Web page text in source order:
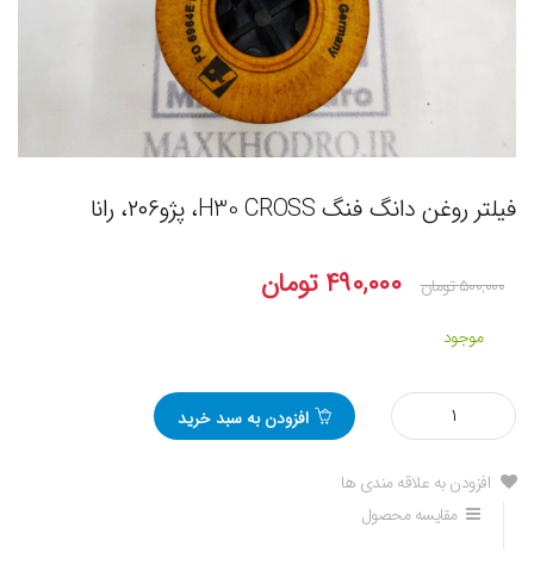
فیلتر روغن دانگ فنگ H30 CROSS، پژو۲۰۶، رانا
۵۰۰,۰۰۰تومان ۴۹۰,۰۰۰ تومان
موجود
مقدار
فیلتر
دانگ
فنگ
افزودن به سبد خرید
افزودن به علاقه مندی ها
مقایسه محصول